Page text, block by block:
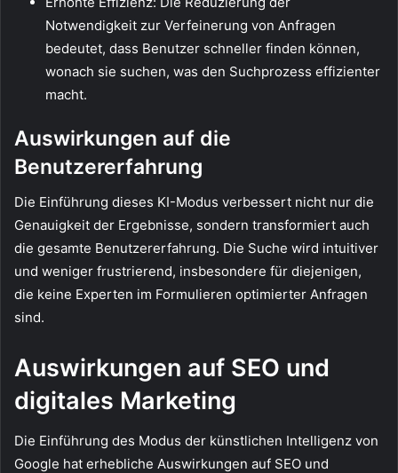
Notwendigkeit zur Verfeinerung von Anfragen
bedeutet, dass Benutzer schneller finden können,
wonach sie suchen, was den Suchprozess effizienter
macht.
Auswirkungen auf die
Benutzererfahrung
Die Einführung dieses KI-Modus verbessert nicht nur die
Genauigkeit der Ergebnisse, sondern transformiert auch
die gesamte Benutzererfahrung. Die Suche wird intuitiver
und weniger frustrierend, insbesondere für diejenigen,
die keine Experten im Formulieren optimierter Anfragen
sind.
Auswirkungen auf SEO und
digitales Marketing
Die Einführung des Modus der künstlichen Intelligenz von
Google hat erhebliche Auswirkungen auf SEO und